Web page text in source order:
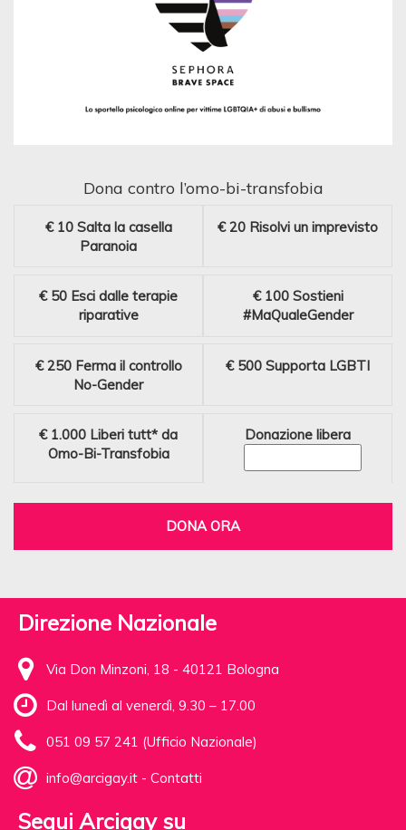
Dona contro l’omo-bi-transfobia
€ 10 Salta la casella
Paranoia
€ 20 Risolvi un imprevisto
€ 50 Esci dalle terapie
riparative
€ 100 Sostieni
#MaQualeGender
€ 250 Ferma il controllo
No-Gender
€ 500 Supporta LGBTI
€ 1.000 Liberi tutt* da
Omo-Bi-Transfobia
Donazione libera
DONA ORA
Direzione Nazionale
Via Don Minzoni, 18 - 40121 Bologna
Dal lunedì al venerdì, 9.30 – 17.00
051 09 57 241 (Ufficio Nazionale)
info@arcigay.it - Contatti
Segui Arcigay su